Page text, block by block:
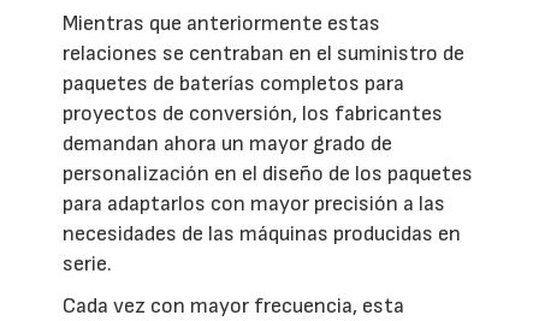
Mientras que anteriormente estas
relaciones se centraban en el suministro de
paquetes de baterías completos para
proyectos de conversión, los fabricantes
demandan ahora un mayor grado de
personalización en el diseño de los paquetes
para adaptarlos con mayor precisión a las
necesidades de las máquinas producidas en
serie.
Cada vez con mayor frecuencia, esta